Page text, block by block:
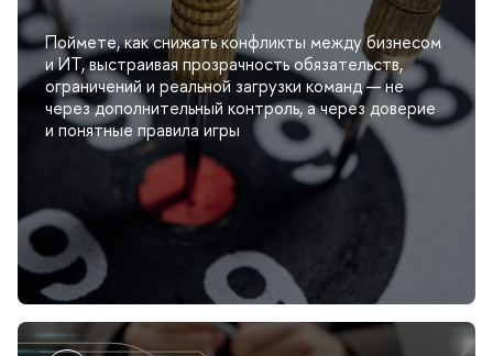
Поймете, как снижать конфликты между бизнесом
и ИТ, выстраивая прозрачность обязательств,
ограничений и реальной загрузки команд — не
через дополнительный контроль, а через доверие
и понятные правила игры